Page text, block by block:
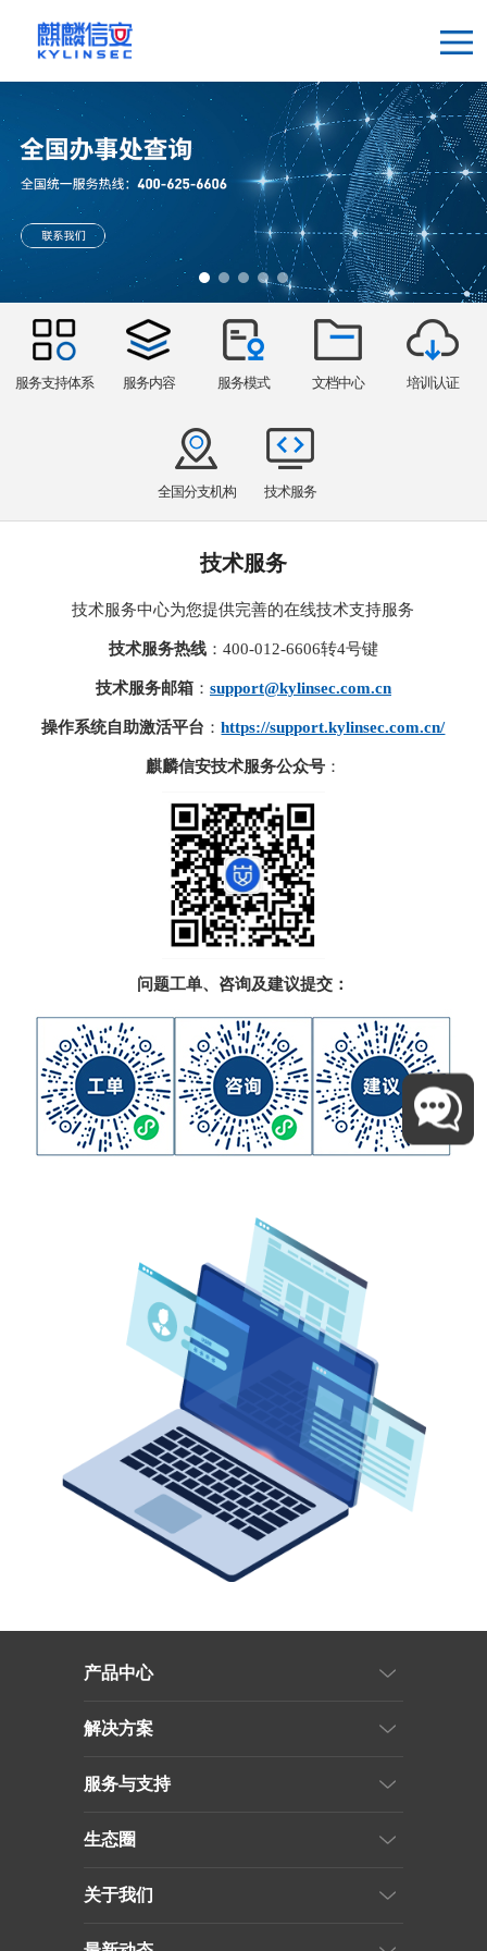
服务支持体系 服务内容 服务模式 文档中心 培训认证
全国分支机构 技术服务
技术服务
技术服务中心为您提供完善的在线技术支持服务
技术服务热线：400-012-6606转4号键
技术服务邮箱： support@kylinsec.com.cn
操作系统自助激活平台 ：https://support.kylinsec.com.cn/
麒麟信安技术服务公众号：
问题工单、咨询及建议提交：
产品中心
解决方案
服务与支持
生态圈
关于我们